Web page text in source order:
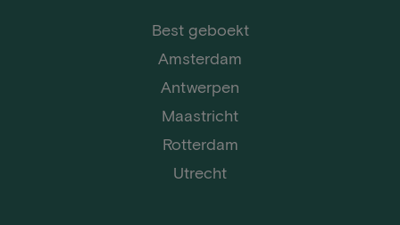
Best geboekt
Amsterdam
Antwerpen
Maastricht
Rotterdam
Utrecht